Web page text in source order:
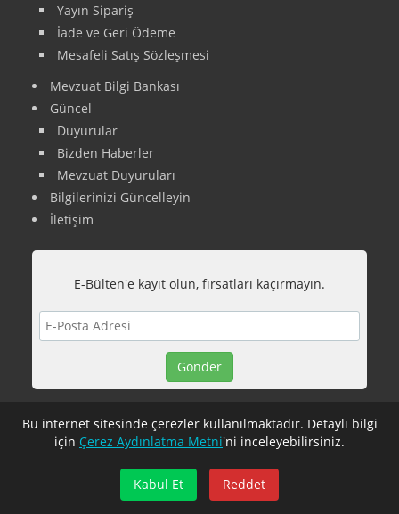
Yayın Sipariş
İade ve Geri Ödeme
Mesafeli Satış Sözleşmesi
Mevzuat Bilgi Bankası
Güncel
Duyurular
Bizden Haberler
Mevzuat Duyuruları
Bilgilerinizi Güncelleyin
İletişim
E-Bülten'e kayıt olun, fırsatları kaçırmayın.
Bu internet sitesinde çerezler kullanılmaktadır. Detaylı bilgi
için Çerez Aydınlatma Metni'ni inceleyebilirsiniz.
Kabul Et Reddet